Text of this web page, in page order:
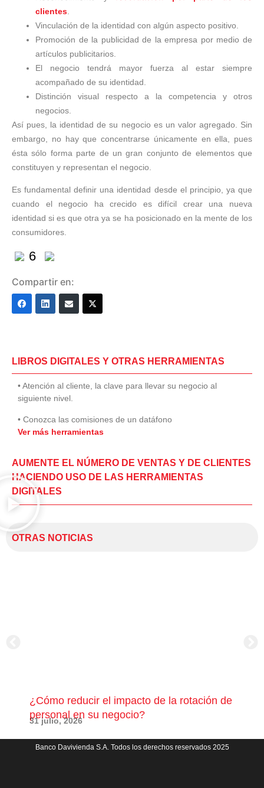
clientes
Vinculación de la identidad con algún aspecto positivo.
Promoción de la publicidad de la empresa por medio de
artículos publicitarios.
El negocio tendrá mayor fuerza al estar siempre
acompañado de su identidad.
Distinción visual respecto a la competencia y otros
negocios.
Así pues, la identidad de su negocio es un valor agregado. Sin
embargo, no hay que concentrarse únicamente en ella, pues
ésta sólo forma parte de un gran conjunto de elementos que
constituyen y representan el negocio.
Es fundamental definir una identidad desde el principio, ya que
cuando el negocio ha crecido es difícil crear una nueva
identidad si es que otra ya se ha posicionado en la mente de los
consumidores.
6
Compartir en:
LIBROS DIGITALES Y OTRAS HERRAMIENTAS
• Atención al cliente, la clave para llevar su negocio al
siguiente nivel.
• Conozca las comisiones de un datáfono
Ver más herramientas
AUMENTE EL NÚMERO DE VENTAS Y DE CLIENTES
HACIENDO USO DE LAS HERRAMIENTAS
DIGITALES
OTRAS NOTICIAS
¿Cómo reducir el impacto de la rotación de
personal en su negocio?
31 julio, 2026
Banco Davivienda S.A. Todos los derechos reservados 2025